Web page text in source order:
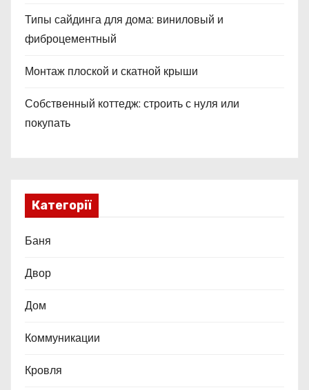
Типы сайдинга для дома: виниловый и
фиброцементный
Монтаж плоской и скатной крыши
Собственный коттедж: строить с нуля или
покупать
Категорії
Баня
Двор
Дом
Коммуникации
Кровля